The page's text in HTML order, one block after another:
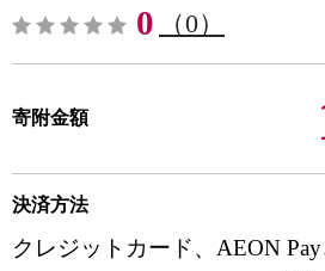
0 （0）
寄附金額
決済方法
クレジットカード、AEON